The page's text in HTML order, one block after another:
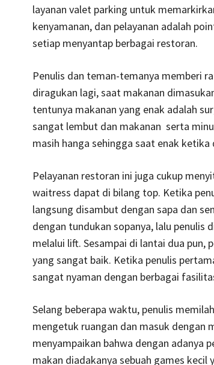
layanan valet parking untuk
kenyamanan, dan pelayanan adalah
setiap menyantap berbagai restoran.
Penulis dan teman-temanya memberi
diragukan lagi, saat makanan
tentunya makanan yang enak adalah
sangat lembut dan makanan serta
masih hanga sehingga saat enak
Pelayanan restoran ini juga cukup
waitress dapat di bilang top. Ketika
langsung disambut dengan sapa dan
dengan tundukan sopanya, lalu penulis
melalui lift. Sesampai di lantai dua pun,
yang sangat baik. Ketika penulis
sangat nyaman dengan berbagai
Selang beberapa waktu, penulis
mengetuk ruangan dan masuk dengan
menyampaikan bahwa dengan adanya
makan diadakanya sebuah games